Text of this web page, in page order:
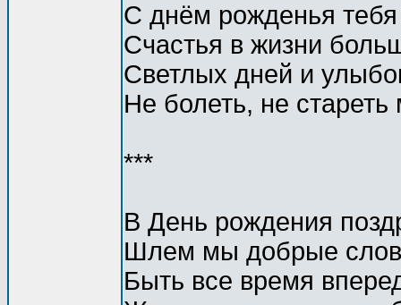
С днём рожденья
Счастья в жизни
Светлых дней и
Hе болеть, не стареть
***
В День рождения
Шлем мы добрые
Быть все время